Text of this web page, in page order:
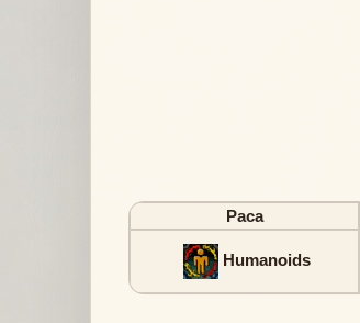
Раса
Humanoids